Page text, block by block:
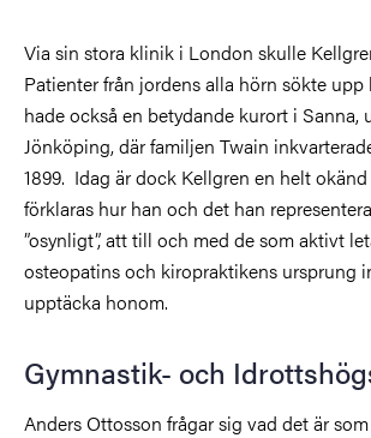
Via sin stora klinik i London skulle
Patienter från jordens alla hörn sökte upp
hade också en betydande kurort i Sanna,
Jönköping, där familjen Twain
1899. Idag är dock Kellgren en helt
förklaras hur han och det han
”osynligt”, att till och med de som aktivt
osteopatins och kiropraktikens ursprung
upptäcka honom.
Gymnastik- och
Anders Ottosson frågar sig vad det är